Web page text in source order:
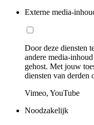
Externe media-
Door deze diensten
andere media-
gehost. Met jouw
diensten van derden
Vimeo, YouTube
Noodzakelijk